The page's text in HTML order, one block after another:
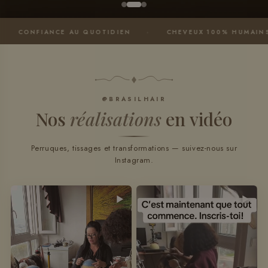
· CHEVEUX 100% HUMAINS · BRILLANCE
@BRASILHAIR
Nos réalisations en vidéo
Perruques, tissages et transformations — suivez-nous sur
Instagram.
► ►